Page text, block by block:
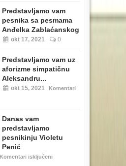
Predstavljamo vam
pesnika sa pesmama
Anđelka Zablaćanskog
okt 17, 2021 0
Predstavljamo vam uz
aforizme simpatičnu
Aleksandru...
okt 15, 2021
Komentari
Danas vam
predstavljamo
pesnikinju Violetu
Penić
Komentari isključeni